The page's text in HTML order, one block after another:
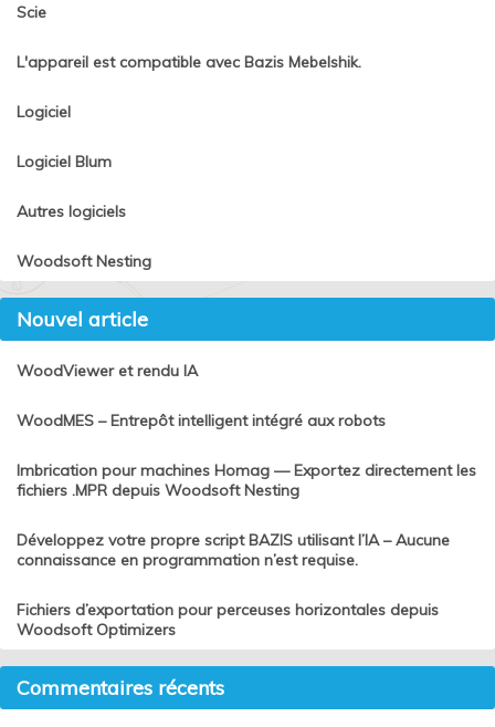
Scie
L'appareil est compatible avec Bazis Mebelshik.
Logiciel
Logiciel Blum
Autres logiciels
Woodsoft Nesting
Nouvel article
WoodViewer et rendu IA
WoodMES – Entrepôt intelligent intégré aux robots
Imbrication pour machines Homag — Exportez directement les
fichiers .MPR depuis Woodsoft Nesting
Développez votre propre script BAZIS utilisant l’IA – Aucune
connaissance en programmation n’est requise.
Fichiers d’exportation pour perceuses horizontales depuis
Woodsoft Optimizers
Commentaires récents